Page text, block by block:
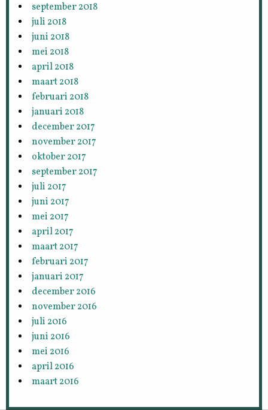
september 2018
juli 2018
juni 2018
mei 2018
april 2018
maart 2018
februari 2018
januari 2018
december 2017
november 2017
oktober 2017
september 2017
juli 2017
juni 2017
mei 2017
april 2017
maart 2017
februari 2017
januari 2017
december 2016
november 2016
juli 2016
juni 2016
mei 2016
april 2016
maart 2016